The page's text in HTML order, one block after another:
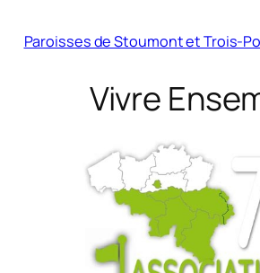
Paroisses de Stoumont et Trois-
Vivre